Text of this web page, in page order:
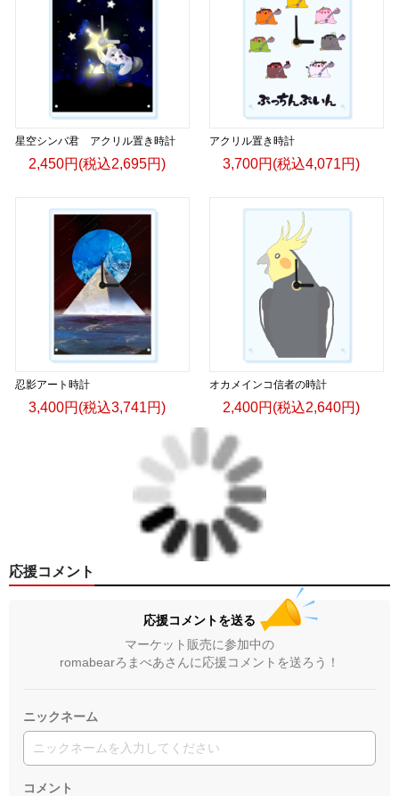
星空シンバ君 アクリル置き時計
2,450円(税込2,695円)
アクリル置き時計
3,700円(税込4,071円)
忍影アート時計
3,400円(税込3,741円)
オカメインコ信者の時計
2,400円(税込2,640円)
応援コメント
応援コメントを送る
マーケット販売に参加中の
romabearろまべあさんに応援コメントを送ろう！
ニックネーム
コメント